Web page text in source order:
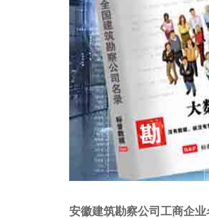
安徽建筑勘察公司工商企业